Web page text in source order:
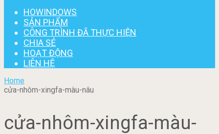
HOWINDOWS
SẢN PHẨM
CÔNG TRÌNH ĐÃ THỰC HIỆN
CHIA SẺ
HOẠT ĐỘNG
LIÊN HỆ
Home
cửa-nhôm-xingfa-màu-nâu
cửa-nhôm-xingfa-màu-